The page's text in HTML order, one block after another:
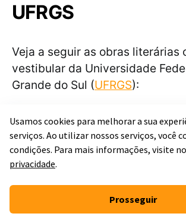
UFRGS
Veja a seguir as obras literárias
vestibular da Universidade
Grande do Sul (UFRGS):
Caderno de memórias
Figueiredo
Construção [álbum] – Chico
Ponciá Vicêncio – Conceição
Deixa o quarto como está –